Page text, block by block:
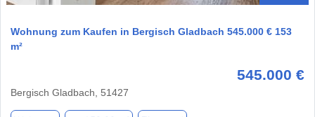
Wohnung zum Kaufen in Bergisch Gladbach 545.000 € 153
m²
545.000 €
Bergisch Gladbach, 51427